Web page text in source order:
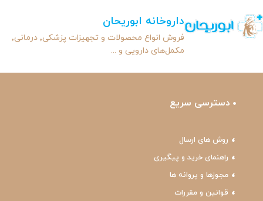
داروخانه ابوریحان
فروش انواع محصولات و تجهیزات پزشکی٬ درمانی٬
مکمل‌های دارویی و ...
دسترسی سریع
روش های ارسال
راهنمای خرید و پیگیری
مجوزها و پروانه ها
قوانین و مقررات